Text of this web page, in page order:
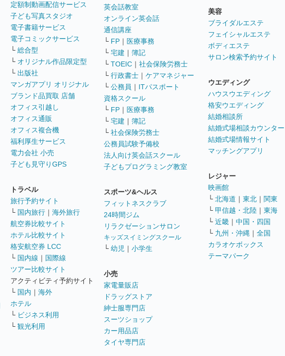
定額制動画配信サービス
子ども写真スタジオ
電子書籍サービス
電子コミックサービス
└ 総合型
└ オリジナル作品限定型
└ 出版社
マンガアプリ オリジナル
ブランド品買取 店舗
オフィス引越し
オフィス通販
オフィス複合機
福利厚生サービス
電力会社 小売
子ども見守りGPS
トラベル
旅行予約サイト
└ 国内旅行 ｜ 海外旅行
航空券比較サイト
ホテル比較サイト
格安航空券 LCC
└ 国内線 ｜ 国際線
ツアー比較サイト
アクティビティ予約サイト
└ 国内 ｜ 海外
ホテル
└ ビジネス利用
└ 観光利用
英会話教室
オンライン英会話
通信講座
└ FP ｜ 医療事務
└ 宅建 ｜ 簿記
└ TOEIC ｜ 社会保険労務士
└ 行政書士 ｜ ケアマネジャー
└ 公務員 ｜ ITパスポート
資格スクール
└ FP ｜ 医療事務
└ 宅建 ｜ 簿記
└ 社会保険労務士
公務員試験予備校
法人向け英会話スクール
子どもプログラミング教室
スポーツ&ヘルス
フィットネスクラブ
24時間ジム
リラクゼーションサロン
キッズスイミングスクール
└ 幼児 ｜ 小学生
小売
家電量販店
ドラッグストア
紳士服専門店
スーツショップ
カー用品店
タイヤ専門店
美容
ブライダルエステ
フェイシャルエステ
ボディエステ
サロン検索予約サイト
ウエディング
ハウスウエディング
格安ウエディング
結婚相談所
結婚式場相談カウンター
結婚式場情報サイト
マッチングアプリ
レジャー
映画館
└ 北海道 ｜ 東北 ｜ 関東
└ 甲信越・北陸 ｜ 東海
└ 近畿 ｜ 中国・四国
└ 九州・沖縄 ｜ 全国
カラオケボックス
テーマパーク